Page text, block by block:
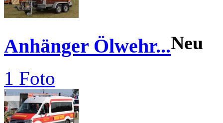
Anhänger Ölwehr...Neu
1 Foto